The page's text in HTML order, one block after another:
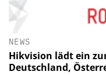
NEWS
Hikvision lädt ein
Deutschland,